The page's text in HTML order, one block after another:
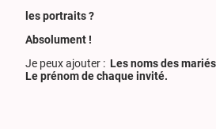
les portraits ?
Absolument !
Je peux ajouter : Les noms des mariés
Le prénom de chaque invité.